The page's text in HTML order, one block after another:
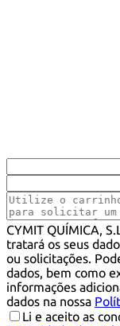
CYMIT QUÍMICA,
tratará os seus
ou solicitações.
dados, bem como
informações
dados na nossa
Li e aceito as